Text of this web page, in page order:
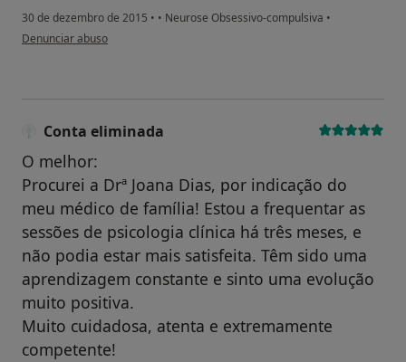
30 de dezembro de 2015 • • Neurose Obsessivo-compulsiva •
na opinião do utilizador Conta eliminada
Denunciar abuso
Conta eliminada
O melhor:
Procurei a Drª Joana Dias, por indicação do
meu médico de família! Estou a frequentar as
sessões de psicologia clínica há três meses, e
não podia estar mais satisfeita. Têm sido uma
aprendizagem constante e sinto uma evolução
muito positiva.
Muito cuidadosa, atenta e extremamente
competente!